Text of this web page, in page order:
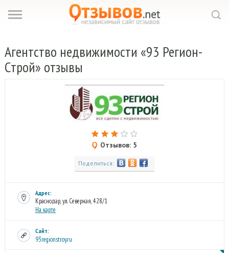
Агентство недвижимости «93 Регион-
Строй» отзывы
Отзывов: 5
Поделиться:
Адрес:
Краснодар, ул. Северная, 428/1
На карте
Сайт:
93regionstroy.ru